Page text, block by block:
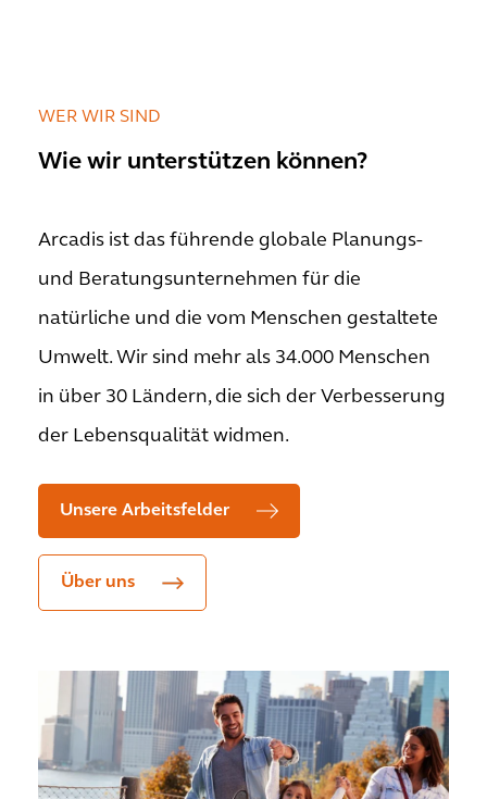
WER WIR SIND
Wie wir unterstützen können?
Arcadis ist das führende globale Planungs-
und Beratungsunternehmen für die
natürliche und die vom Menschen gestaltete
Umwelt. Wir sind mehr als 34.000 Menschen
in über 30 Ländern, die sich der Verbesserung
der Lebensqualität widmen.
Unsere Arbeitsfelder
Über uns